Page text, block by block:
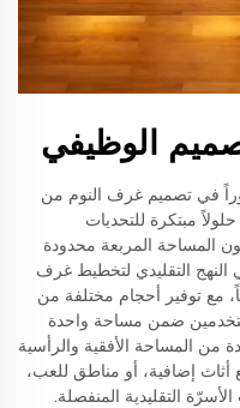
الوظيفي
في تصميم غرف النوم من
مبتكرة للتحديات
المساحة المربعة محدودة
النهج التقليدي لتخطيط غرف
مع توفير أحجام مختلفة من
ضمن مساحة واحدة
من المساحة الأفقية والرأسية
إضافية، أو مناطق للعب،
التقليدية المنفصلة.